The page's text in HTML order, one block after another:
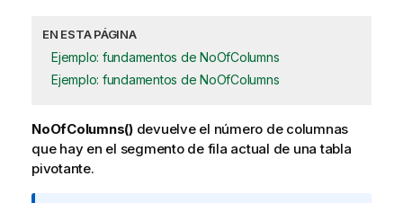
EN ESTA PÁGINA
Ejemplo: fundamentos de NoOfColumns
Ejemplo: fundamentos de NoOfColumns
NoOfColumns()devuelve el número de columnas
que hay en el segmento de fila actual de una tabla
pivotante.